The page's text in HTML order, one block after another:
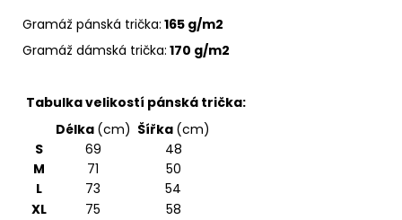
Gramáž pánská trička: 165 g/m2
Gramáž dámská trička: 170 g/m2
Tabulka velikostí pánská trička:
Délka (cm) Šířka (cm)
S
69
48
M
71
50
L
73
54
XL
75
58